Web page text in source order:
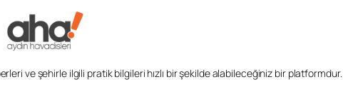
ve şehirle ilgili pratik bilgileri hızlı bir şekilde alabileceğiniz bir platformdur.